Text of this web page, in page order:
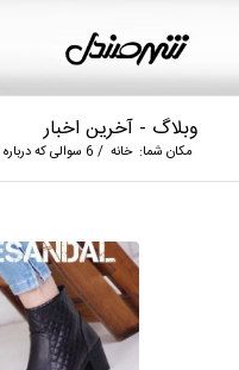
وبلاگ - آخرین اخبار
مکان شما: خانه / 6 سوالی که درباره کفش ها می پرسند!